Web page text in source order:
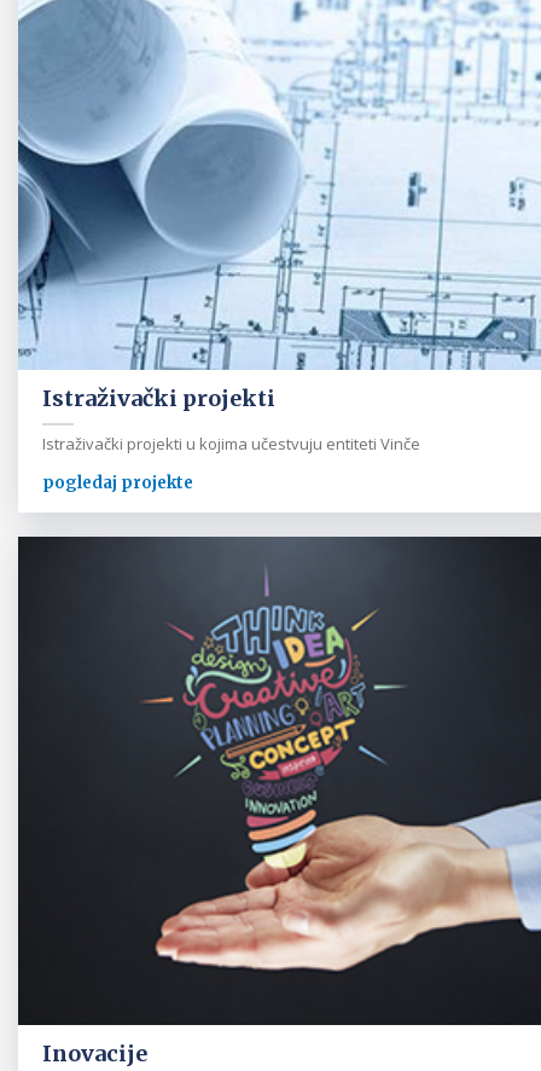
Istraživački projekti
Istraživački projekti u kojima učestvuju entiteti Vinče
pogledaj projekte
Inovacije